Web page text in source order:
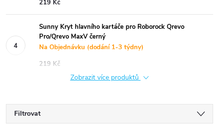
219 Kč
Sunny Kryt hlavního kartáče pro Roborock Qrevo
Pro/Qrevo MaxV černý
Na Objednávku (dodání 1-3 týdny)
219 Kč
Zobrazit více produktů
Filtrovat